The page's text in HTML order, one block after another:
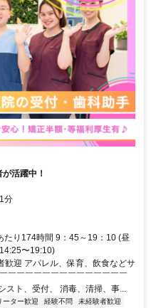
活躍中！
分
たり174時間 9：45～19：10 (昼
〜19:10)
歓迎 アパレル、保育、飲食などサ
￣￣￣￣￣￣￣￣￣￣￣￣￣￣
ト、受付、 消毒、清掃、事...
ーター歓迎 経験不問
未経験者歓迎